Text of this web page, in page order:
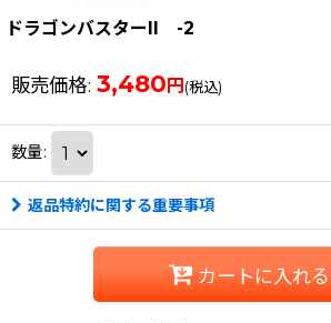
ドラゴンバスターII -2
販売価格: 3,480 円 (税込)
数量:
返品特約に関する重要事項
カートに入れる